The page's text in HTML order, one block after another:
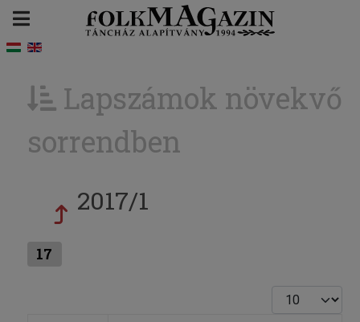
Lapszámok növekvő
sorrendben
2017/1
17
Tételek #